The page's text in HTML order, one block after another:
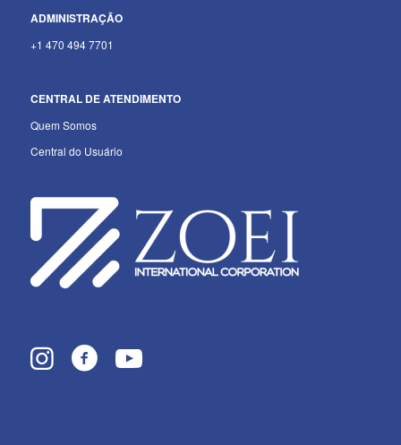
ADMINISTRAÇÃO
+1 470 494 7701
CENTRAL DE ATENDIMENTO
Quem Somos
Central do Usuário